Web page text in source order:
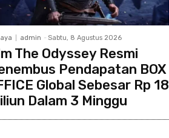
admin - Sabtu, 8 Agustus 2026
The Odyssey Resmi
Pendapatan BOX
Global Sebesar Rp 18
Dalam 3 Minggu